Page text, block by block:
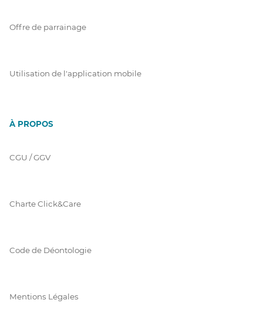
Offre de parrainage
Utilisation de l'application mobile
À PROPOS
CGU / GGV
Charte Click&Care
Code de Déontologie
Mentions Légales